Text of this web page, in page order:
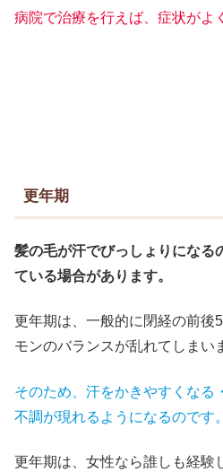
病院で治療を行えば、症状がよ
更年期
髪の毛が汗でびっしょりになる
ている場合があります。
更年期は、一般的に閉経の前後
モンのバランスが乱れてしまい
そのため、汗をかきやすくなる
不調が現れるようになるのです。
更年期は、女性なら誰しも経験